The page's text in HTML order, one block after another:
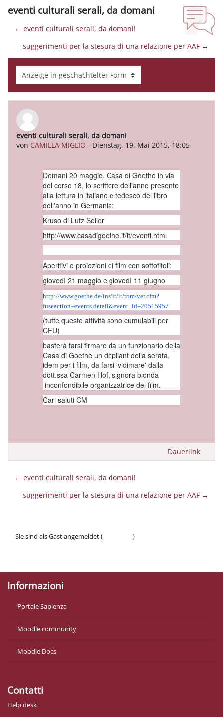
eventi culturali serali, da domani
← eventi culturali serali, da domani!
suggerimenti per la stesura di una relazione per AAF →
Anzeigemodus
eventi culturali serali, da domani
von CAMILLA MIGLIO - Dienstag, 19. Mai 2015, 18:05
Anzahl Antworten: 0
Domani 20 maggio, Casa di Goethe in via
del corso 18, lo scrittore dell'anno presente
alla lettura in italiano e tedesco del libro
dell'anno in Germania:
Kruso di Lutz Seiler
http://www.casadigoethe.it/it/eventi.html
Aperitivi e proiezioni di film con sottotitoli:
giovedì 21 maggio e giovedì 11 giugno
http://www.goethe.de/ins/it/it/rom/ver.cfm?
fuseaction=events.detail&event_id=20515957
(tutte queste attività sono cumulabili per
CFU)
basterà farsi firmare da un funzionario della
Casa di Goethe un depliant della serata,
idem per i film, da farsi 'vidimare' dalla
dott.ssa Carmen Hof, signora bionda
inconfondibile organizzatrice dei film.
Cari saluti CM
Dauerlink
← eventi culturali serali, da domani!
suggerimenti per la stesura di una relazione per AAF →
Sie sind als Gast angemeldet (
)
Informazioni
Portale Sapienza
Moodle community
Moodle Docs
Contatti
Help desk